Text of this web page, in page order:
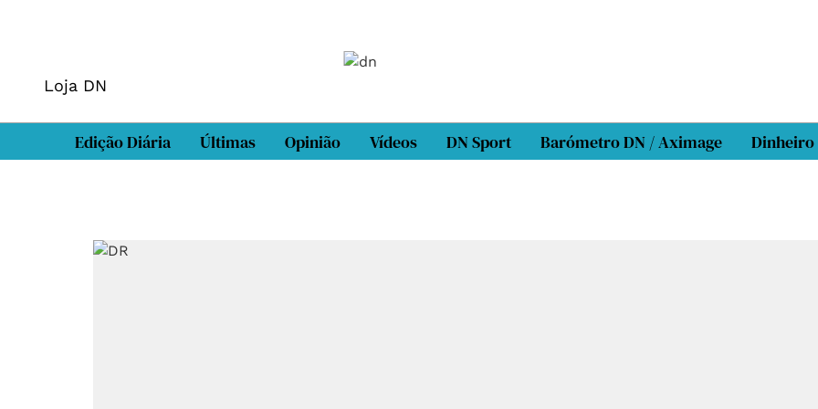
Loja DN
Edição Diária Últimas Opinião Vídeos DN Sport Barómetro DN / Aximage Dinheiro